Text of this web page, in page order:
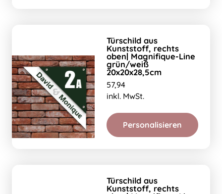
Türschild aus
Kunststoff, rechts
oben| Magnifique-Line
grün/weiß
20x20x28,5cm
57,94
inkl. MwSt.
Personalisieren
Türschild aus
Kunststoff, rechts